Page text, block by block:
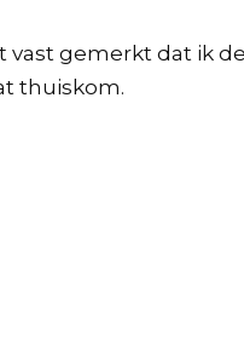
vast gemerkt dat ik
thuiskom.